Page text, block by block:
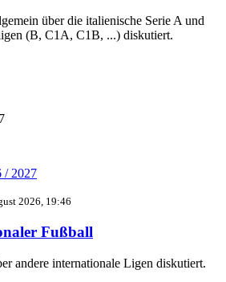
über die italienische Serie A und
(B, C1A, C1B, ...) diskutiert.
/ 2027
2026, 19:46
Fußball
andere internationale Ligen diskutiert.